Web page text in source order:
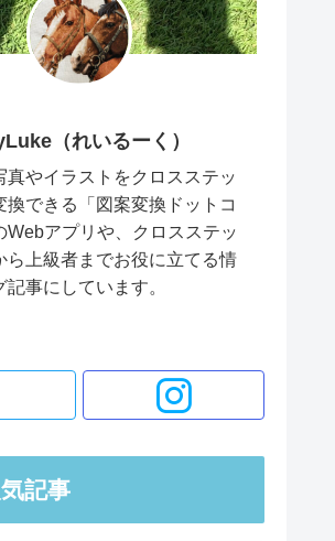
（れいるーく）
真やイラストをクロスステッ
換できる「図案変換ドットコ
Webアプリや、クロスステッ
ら上級者までお役に立てる情
事にしています。
記事